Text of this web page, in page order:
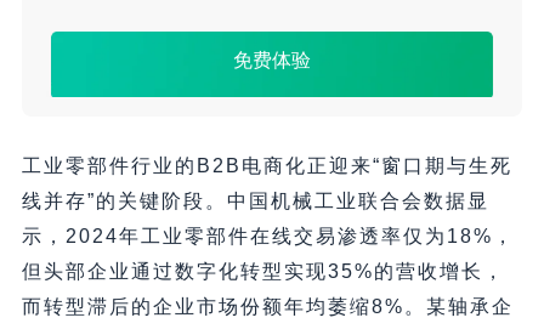
免费体验
工业零部件行业的B2B电商化正迎来“窗口期与生死
线并存”的关键阶段。中国机械工业联合会数据显
示，2024年工业零部件在线交易渗透率仅为18%，
但头部企业通过数字化转型实现35%的营收增长，
而转型滞后的企业市场份额年均萎缩8%。某轴承企